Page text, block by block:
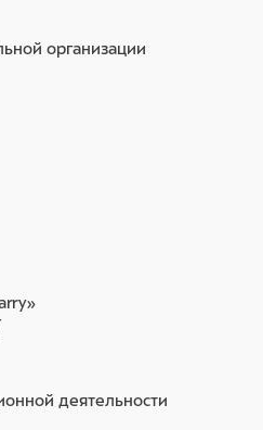
организации
деятельности